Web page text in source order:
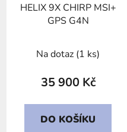
HELIX 9X CHIRP MSI+
GPS G4N
Na dotaz (1 ks)
35 900 Kč
DO KOŠÍKU